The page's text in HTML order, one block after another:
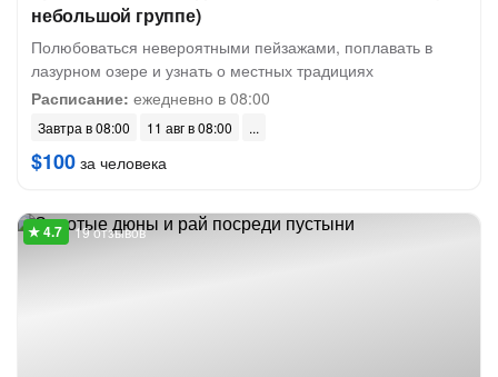
небольшой группе)
Полюбоваться невероятными пейзажами, поплавать в
лазурном озере и узнать о местных традициях
Расписание: ежедневно в 08:00
Завтра в 08:00 11 авг в 08:00
$100 за человека
19 отзывов